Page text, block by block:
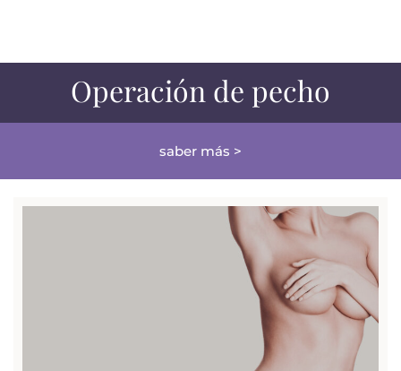
Operación de pecho
saber más >